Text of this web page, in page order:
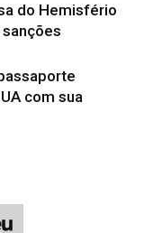
do Hemisfério
com sua